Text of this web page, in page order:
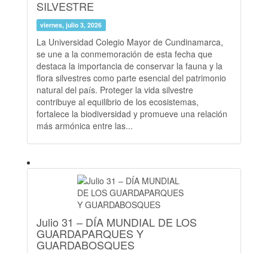
SILVESTRE
viernes, julio 3, 2026
La Universidad Colegio Mayor de Cundinamarca,
se une a la conmemoración de esta fecha que
destaca la importancia de conservar la fauna y la
flora silvestres como parte esencial del patrimonio
natural del país. Proteger la vida silvestre
contribuye al equilibrio de los ecosistemas,
fortalece la biodiversidad y promueve una relación
más armónica entre las...
Julio 31 – DÍA MUNDIAL DE LOS
GUARDAPARQUES Y
GUARDABOSQUES